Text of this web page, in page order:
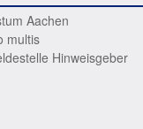
Aachen
multis
Hinweisgeber